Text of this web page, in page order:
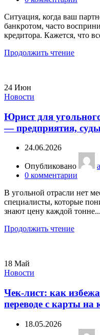
Ситуация, когда ваш
банкротом, часто
кредитора. Кажется, что
Продолжить чтение
24 Июн
Новости
Юрист для
— предприятия,
24.06.2026
Опубликовано
0 комментарии
В угольной отрасли нет
специалисты, которые
знают цену каждой тонне...
Продолжить чтение
18 Май
Новости
Чек-лист: как
переводе с карты на
18.05.2026